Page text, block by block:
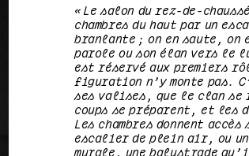
« Le salon du rez-de-
chambres du haut par un
branlante ; on en saute, on
parole ou son élan vers le
est réservé aux premiers
figuration n’y monte pas.
ses valises, que le clan se
coups se préparent, et les
Les chambres donnent
escalier de plein air, ou
murale, une balustrade